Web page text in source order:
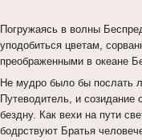
Погружаясь в волны
уподобиться цветам,
преображенными в океане
Не мудро было бы послать
Путеводитель, и созидание
бездну. Как вехи на пути
бодрствуют Братья